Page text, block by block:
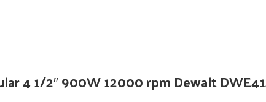
4 1/2″ 900W 12000 rpm Dewalt